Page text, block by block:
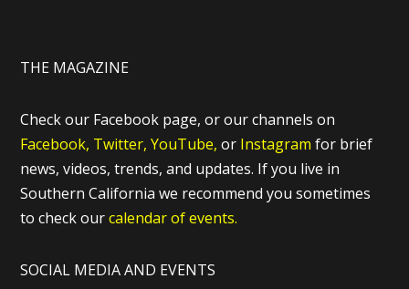
THE MAGAZINE
Check our Facebook page, or our channels on
Facebook, Twitter, YouTube, or Instagram for brief
news, videos, trends, and updates. If you live in
Southern California we recommend you sometimes
to check ourcalendar of events.
SOCIAL MEDIA AND EVENTS